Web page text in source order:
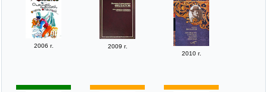
2006 г.
2009 г.
2010 г.